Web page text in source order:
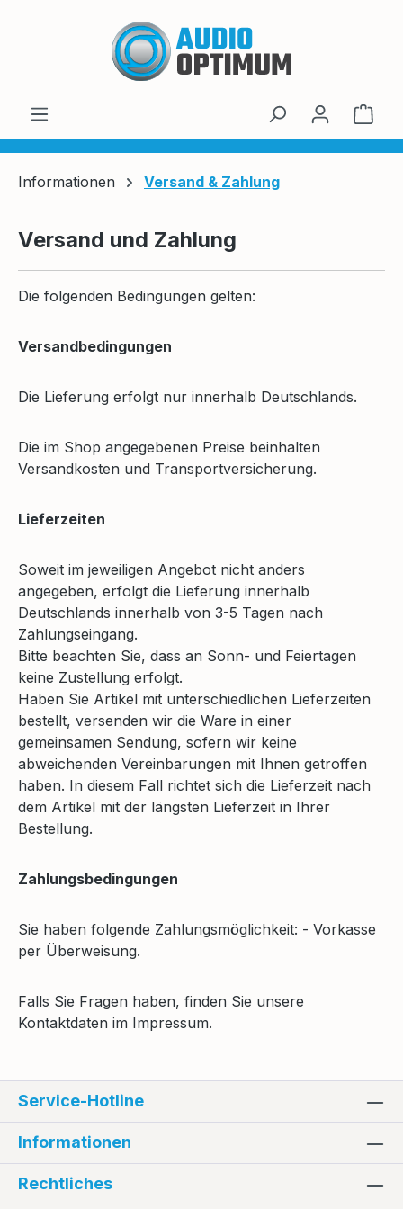
Zum Hauptinhalt springen
Informationen Versand & Zahlung
Versand und Zahlung
Die folgenden Bedingungen gelten:
Versandbedingungen
Die Lieferung erfolgt nur innerhalb Deutschlands.
Die im Shop angegebenen Preise beinhalten
Versandkosten und Transportversicherung.
Lieferzeiten
Soweit im jeweiligen Angebot nicht anders
angegeben, erfolgt die Lieferung innerhalb
Deutschlands innerhalb von 3-5 Tagen nach
Zahlungseingang.
Bitte beachten Sie, dass an Sonn- und Feiertagen
keine Zustellung erfolgt.
Haben Sie Artikel mit unterschiedlichen Lieferzeiten
bestellt, versenden wir die Ware in einer
gemeinsamen Sendung, sofern wir keine
abweichenden Vereinbarungen mit Ihnen getroffen
haben. In diesem Fall richtet sich die Lieferzeit nach
dem Artikel mit der längsten Lieferzeit in Ihrer
Bestellung.
Zahlungsbedingungen
Sie haben folgende Zahlungsmöglichkeit: - Vorkasse
per Überweisung.
Falls Sie Fragen haben, finden Sie unsere
Kontaktdaten im Impressum.
Service-Hotline
Informationen
Rechtliches